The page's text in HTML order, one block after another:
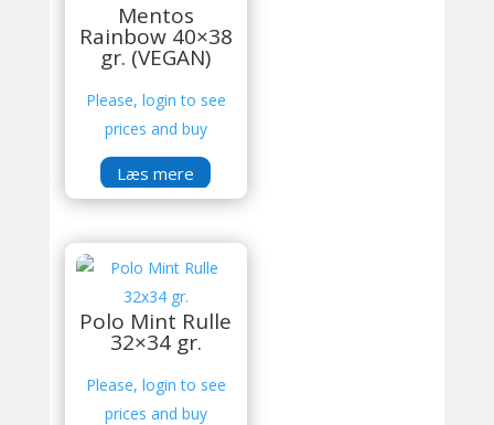
Mentos
Rainbow 40×38
gr. (VEGAN)
Please, login to see
prices and buy
Læs mere
Polo Mint Rulle
32×34 gr.
Please, login to see
prices and buy